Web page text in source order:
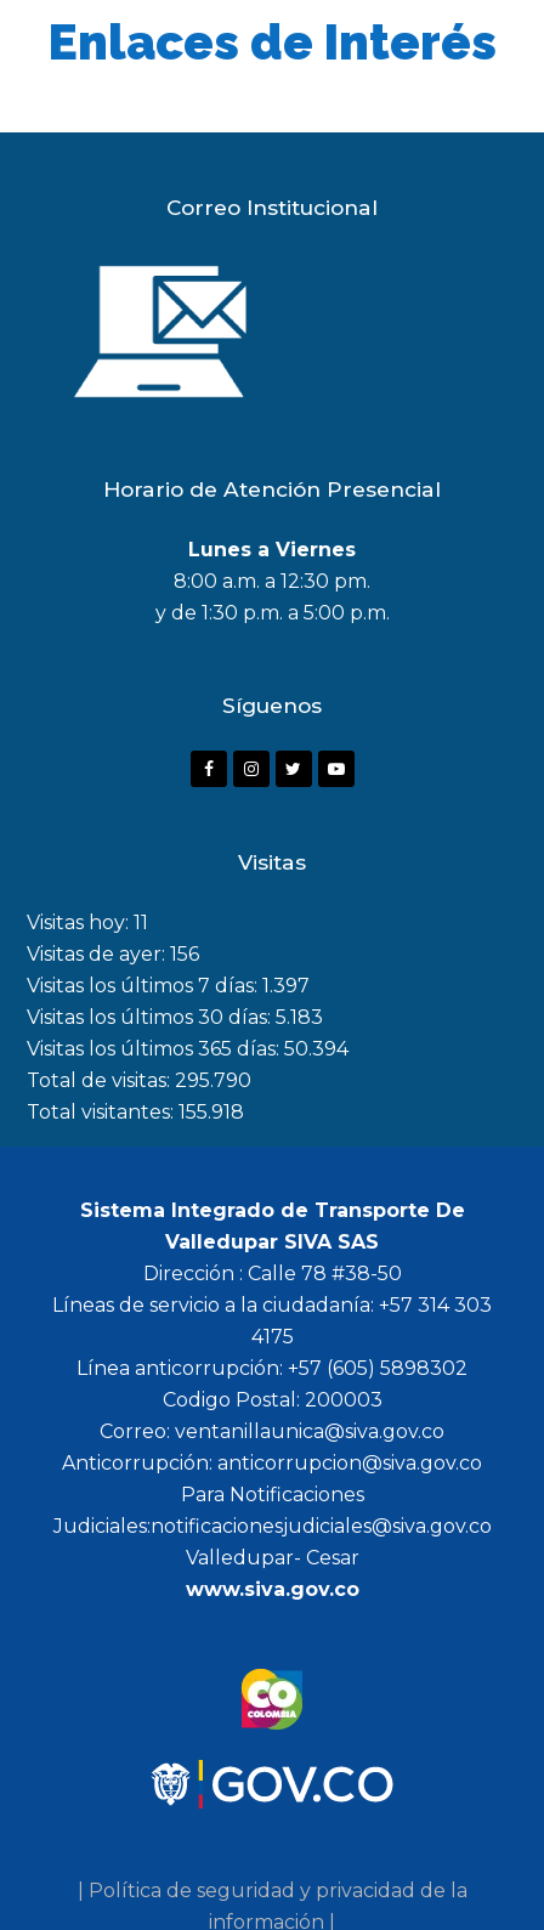
Enlaces de Interés
Correo Institucional
Horario de Atención Presencial
Lunes a Viernes
8:00 a.m. a 12:30 pm.
y de 1:30 p.m. a 5:00 p.m.
Síguenos
F
o
k
I
a
m
r
Y
Visitas
Visitas hoy:11
Visitas de ayer:156
Visitas los últimos 7 días:1.397
Visitas los últimos 30 días:5.183
Visitas los últimos 365 días:50.394
Total de visitas:295.790
Total visitantes:155.918
Sistema Integrado de Transporte De
Valledupar SIVA SAS
Dirección : Calle 78 #38-50
Líneas de servicio a la ciudadanía: +57 314 303
4175
Línea anticorrupción: +57 (605) 5898302
Codigo Postal: 200003
Correo: ventanillaunica@siva.gov.co
Anticorrupción: anticorrupcion@siva.gov.co
Para Notificaciones
Judiciales:notificacionesjudiciales@siva.gov.co
Valledupar- Cesar
www.siva.gov.co
| Política de seguridad y privacidad de la
información |